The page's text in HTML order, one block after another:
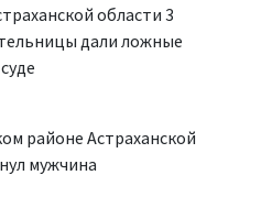
области 3
дали ложные
районе Астраханской
мужчина